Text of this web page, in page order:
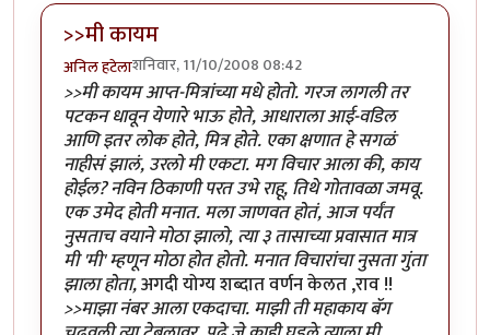
>>मी कायम
अनिल हटेलाशनिवार, 11/10/2008 08:42
>>मी कायम आप्त-मित्रांच्या मधे होतो. गरज लागली तर
पटकन धावून येणारे भाऊ होते, आधाराला आई-वडिल
आणि इतर लोक होते, मित्र होते. एका क्षणात हे सगळं
नाहीसं झालं, उरलो मी एकटा. मग विचार आला की, काय
होईल? नविन ठिकाणी परत उभे राहू, तिथे गोतावळा जमवू.
एक उमेद होती मनात. मला जाणवत होतं, आज पर्यंत
नुसताच वयाने मोठा झालो, त्या ३ तासाच्या प्रवासात मात्र
मी 'मी' म्हणून मोठा होत होतो. मनात विचारांचा नुसता गुंता
झाला होता,अगदी योग्य शब्दात वर्णन केलत ,राव !!
>>माझा नंबर आला एकदाचा. माझी ती महाकाय बॅग